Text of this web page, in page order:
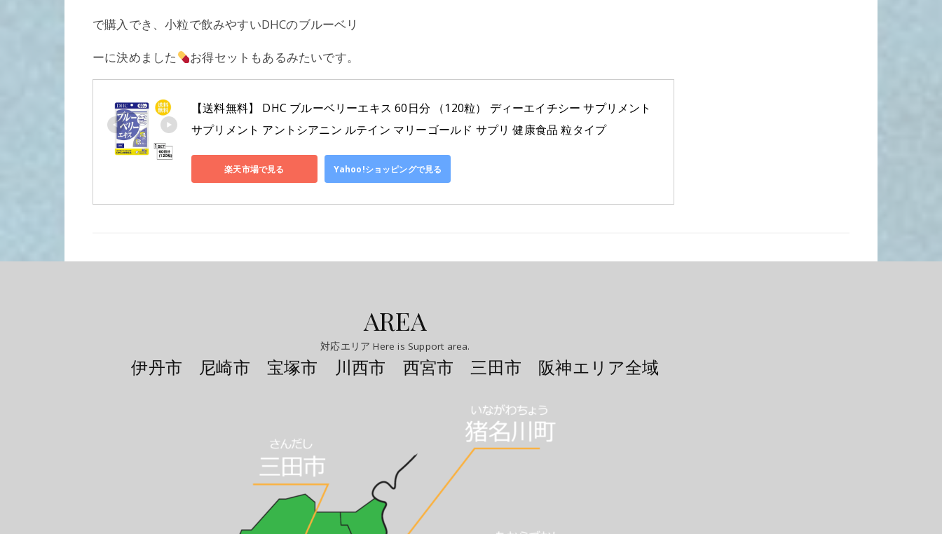
で購入でき、小粒で飲みやすいDHCのブルーベリ
ーに決めました お得セットもあるみたいです。
【送料無料】 DHC ブルーベリーエキス 60日分 （120粒） ディーエイチシー サプリメント
サプリメント アントシアニン ルテイン マリーゴールド サプリ 健康食品 粒タイプ
楽天市場で見る Yahoo!ショッピングで見る
AREA
対応エリア Here is Support area.
伊丹市 尼崎市 宝塚市 川西市 西宮市 三田市 阪神エリア全域